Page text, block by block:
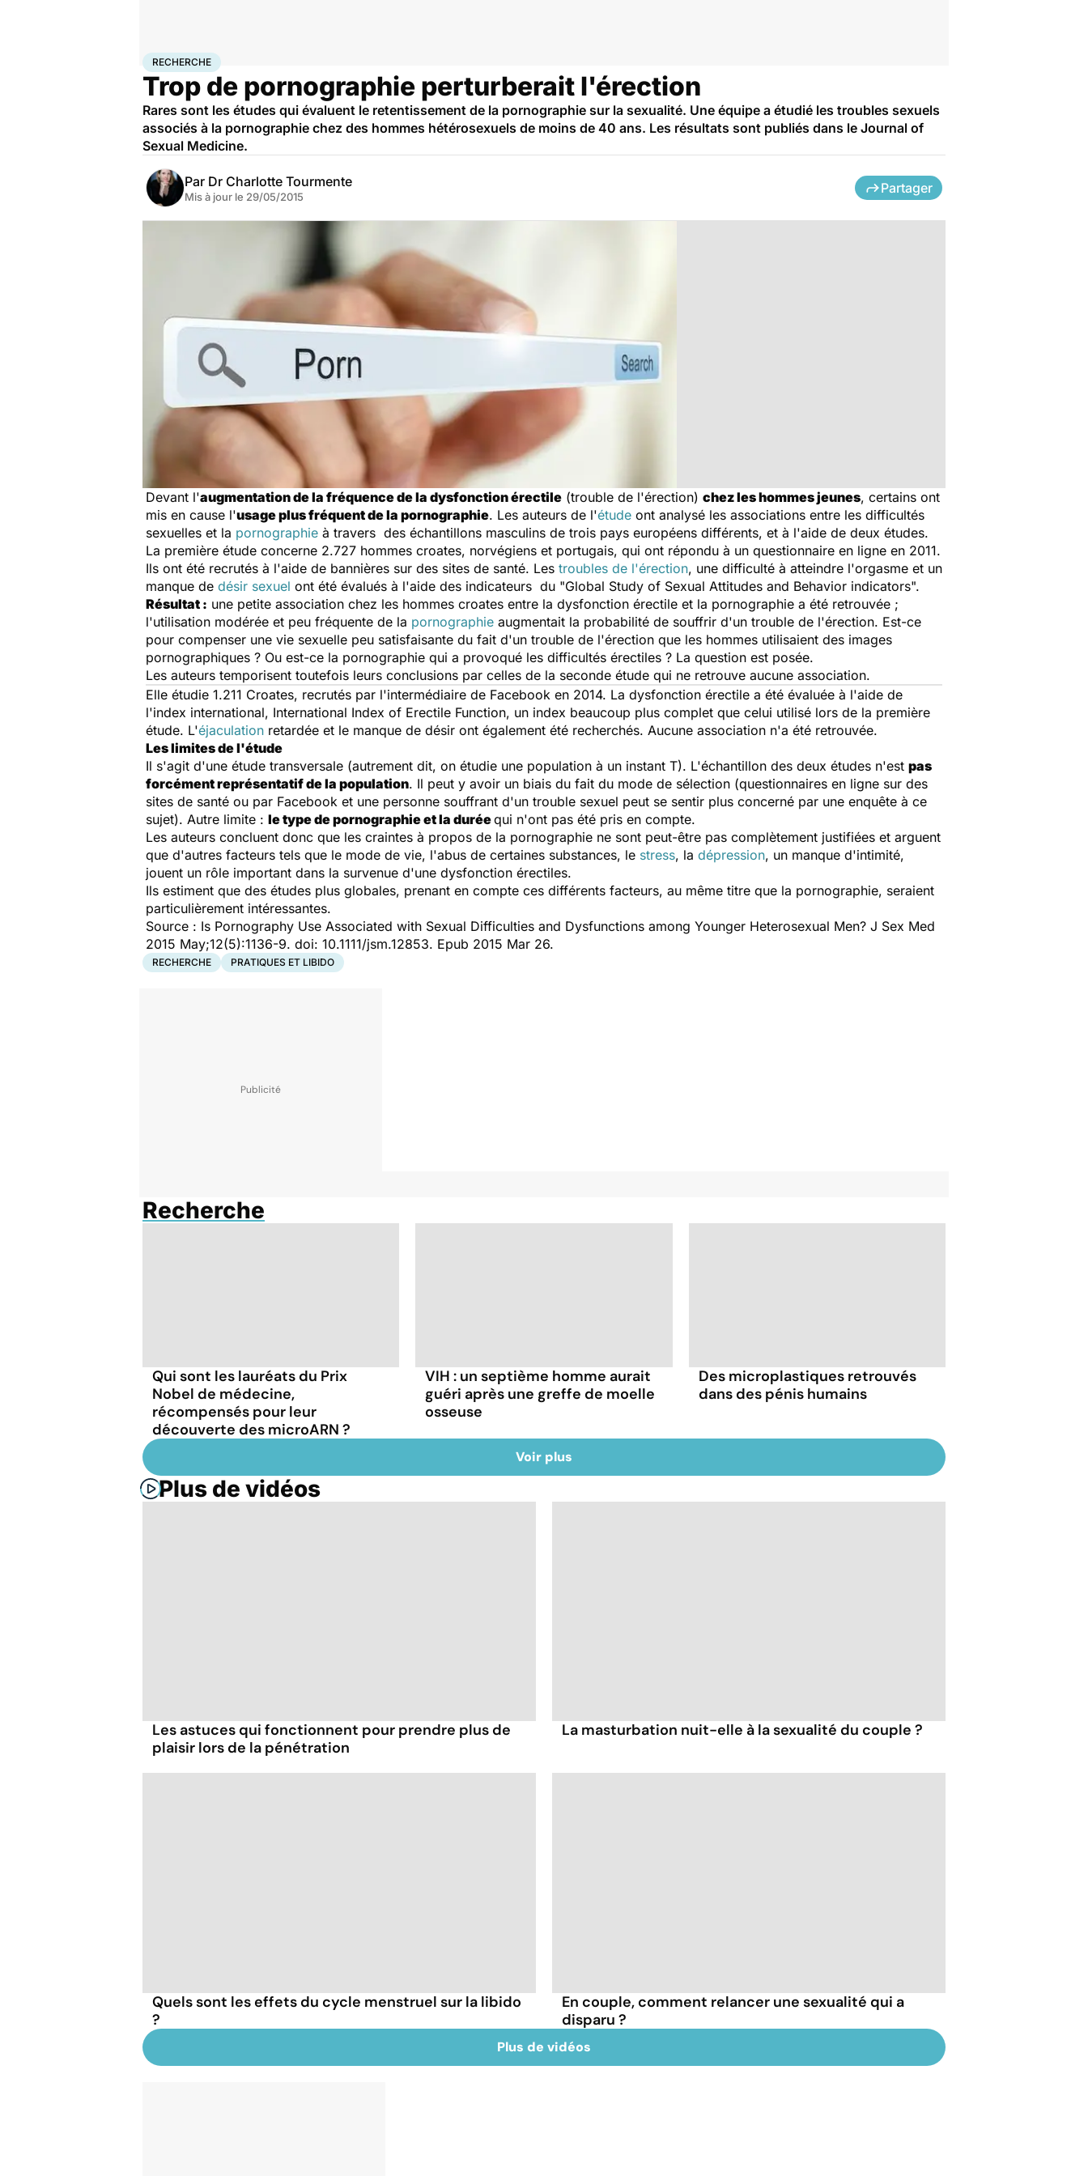
AccueilSantéMaladies
RECHERCHE
Trop de pornographie perturberait l'érection
Rares sont les études qui évaluent le retentissement de la pornographie sur la sexualité. Une équipe a étudié les troubles sexuels
associés à la pornographie chez des hommes hétérosexuels de moins de 40 ans. Les résultats sont publiés dans le Journal of
Sexual Medicine.
Par Dr Charlotte Tourmente
Mis à jour le 29/05/2015
Partager
Devant l'augmentation de la fréquence de la dysfonction érectile (trouble de l'érection) chez les hommes jeunes, certains ont
mis en cause l'usage plus fréquent de la pornographie. Les auteurs de l'étude ont analysé les associations entre les difficultés
sexuelles et la pornographie à travers des échantillons masculins de trois pays européens différents, et à l'aide de deux études.
La première étude concerne 2.727 hommes croates, norvégiens et portugais, qui ont répondu à un questionnaire en ligne en 2011.
Ils ont été recrutés à l'aide de bannières sur des sites de santé. Les troubles de l'érection, une difficulté à atteindre l'orgasme et un
manque de désir sexuel ont été évalués à l'aide des indicateurs du "Global Study of Sexual Attitudes and Behavior indicators".
Résultat : une petite association chez les hommes croates entre la dysfonction érectile et la pornographie a été retrouvée ;
l'utilisation modérée et peu fréquente de la pornographie augmentait la probabilité de souffrir d'un trouble de l'érection. Est-ce
pour compenser une vie sexuelle peu satisfaisante du fait d'un trouble de l'érection que les hommes utilisaient des images
pornographiques ? Ou est-ce la pornographie qui a provoqué les difficultés érectiles ? La question est posée.
Les auteurs temporisent toutefois leurs conclusions par celles de la seconde étude qui ne retrouve aucune association.
Elle étudie 1.211 Croates, recrutés par l'intermédiaire de Facebook en 2014. La dysfonction érectile a été évaluée à l'aide de
l'index international, International Index of Erectile Function, un index beaucoup plus complet que celui utilisé lors de la première
étude. L'éjaculation retardée et le manque de désir ont également été recherchés. Aucune association n'a été retrouvée.
Les limites de l'étude
Il s'agit d'une étude transversale (autrement dit, on étudie une population à un instant T). L'échantillon des deux études n'est pas
forcément représentatif de la population. Il peut y avoir un biais du fait du mode de sélection (questionnaires en ligne sur des
sites de santé ou par Facebook et une personne souffrant d'un trouble sexuel peut se sentir plus concerné par une enquête à ce
sujet). Autre limite : le type de pornographie et la duréequi n'ont pas été pris en compte.
Les auteurs concluent donc que les craintes à propos de la pornographie ne sont peut-être pas complètement justifiées et arguent
que d'autres facteurs tels que le mode de vie, l'abus de certaines substances, le stress, la dépression, un manque d'intimité,
jouent un rôle important dans la survenue d'une dysfonction érectiles.
Ils estiment que des études plus globales, prenant en compte ces différents facteurs, au même titre que la pornographie, seraient
particulièrement intéressantes.
Source : Is Pornography Use Associated with Sexual Difficulties and Dysfunctions among Younger Heterosexual Men? J Sex Med
2015 May;12(5):1136-9. doi: 10.1111/jsm.12853. Epub 2015 Mar 26.
RECHERCHE PRATIQUES ET LIBIDO
Recherche
Qui sont les lauréats du Prix
Nobel de médecine,
récompensés pour leur
découverte des microARN ?
VIH : un septième homme aurait
guéri après une greffe de moelle
osseuse
Des microplastiques retrouvés
dans des pénis humains
Voir plus
Plus de vidéos
Les astuces qui fonctionnent pour prendre plus de
plaisir lors de la pénétration
La masturbation nuit-elle à la sexualité du couple ?
Quels sont les effets du cycle menstruel sur la libido
?
En couple, comment relancer une sexualité qui a
disparu ?
Plus de vidéos